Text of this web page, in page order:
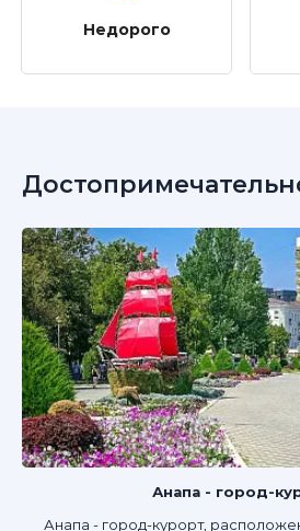
Недорого
Анапа - город-
Анапа - город-курорт,